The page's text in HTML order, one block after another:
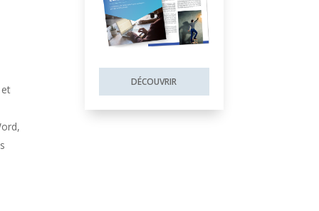
DÉCOUVRIR